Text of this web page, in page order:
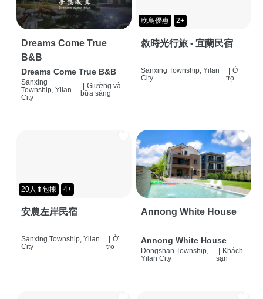
Dreams Come True
B&B
Dreams Come True B&B
Sanxing
Township, Yilan
City
Giường và
bữa sáng
晚鳥優惠 2+
敘時光行旅 - 宜蘭民宿
Sanxing Township, Yilan
City
| Ở
trọ
20人⬆包棟 4+
安農左岸民宿
Sanxing Township, Yilan
City
| Ở
trọ
Annong White House
Annong White House
Dongshan Township,
Yilan City
| Khách
sạn